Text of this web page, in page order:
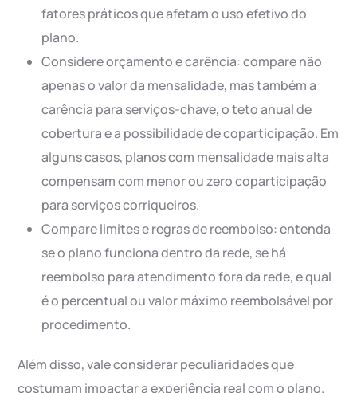
fatores práticos que afetam o uso efetivo do
plano.
Considere orçamento e carência: compare não
apenas o valor da mensalidade, mas também a
carência para serviços-chave, o teto anual de
cobertura e a possibilidade de coparticipação. Em
alguns casos, planos com mensalidade mais alta
compensam com menor ou zero coparticipação
para serviços corriqueiros.
Compare limites e regras de reembolso: entenda
se o plano funciona dentro da rede, se há
reembolso para atendimento fora da rede, e qual
é o percentual ou valor máximo reembolsável por
procedimento.
Além disso, vale considerar peculiaridades que
costumam impactar a experiência real com o plano.